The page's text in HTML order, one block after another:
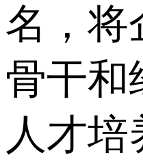
名，将
骨干和
人才培